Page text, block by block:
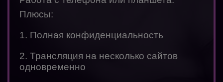
Плюсы:
1. Полная конфиденциальность
2. Трансляция на несколько сайтов
одновременно